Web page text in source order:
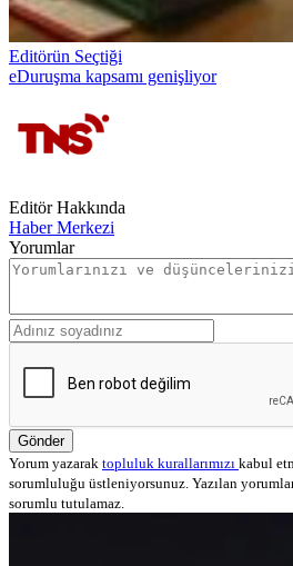
Editörün Seçtiği
eDuruşma kapsamı genişliyor
Editör Hakkında
Haber Merkezi
Yorumlar
Gönder
Yorum yazarak topluluk kurallarımızı kabul
sorumluluğu üstleniyorsunuz. Yazılan
sorumlu tutulamaz.